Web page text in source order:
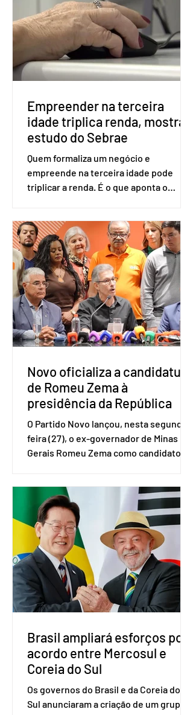
eleitor pode votar mesmo sem ter
realizado esse cadastro. Neste caso,
será exigido o documento de
identificação para acesso à urna
eletrônica. Se a urna eletrônica não
reconh
Empreender na terceira
idade triplica renda, mostra
estudo do Sebrae
Quem formaliza um negócio e
empreende na terceira idade pode
triplicar a renda. É o que aponta o
Amostra de Domicílio (PNAD Contínua),
do Serviço Brasileiro de Apoio às Micro
e Pequenas Empresas (Sebrae),
realizado a partir de dados do Instituto
Brasileiro de Geografia e Estatística
(IBGE). O estudo do Sebrae mostra que,
no quarto trimestre de 2025, os
empreendedores 60+ formalizados
atingiram o maior rendime
Novo oficializa a candidatura
de Romeu Zema à
presidência da República
O Partido Novo lançou, nesta segunda-
feira (27), o ex-governador de Minas
Gerais Romeu Zema como candidato à
Brasília. O Novo ainda não definiu quem
vai compor a chapa como candidato a
vice-presidente. A convenção contou
com a presença do presidente nacional
do partido, Eduardo Ribeiro, e do
senador Eduardo Girão, filiado ao Novo
desde fevereiro de 2023. Formado em
administração de empresas pela
Fundaç
Brasil ampliará esforços por
acordo entre Mercosul e
Coreia do Sul
Os governos do Brasil e da Coreia do
Sul anunciaram a criação de um grupo